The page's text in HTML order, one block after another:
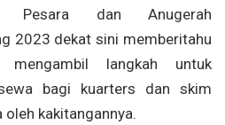
Pesara dan Anugerah
2023 dekat sini memberitahu
langkah untuk
bagi kuarters dan skim
kakitangannya.